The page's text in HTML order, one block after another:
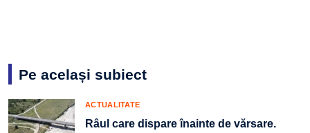
Pe același subiect
ACTUALITATE
Râul care dispare înainte de vărsare.